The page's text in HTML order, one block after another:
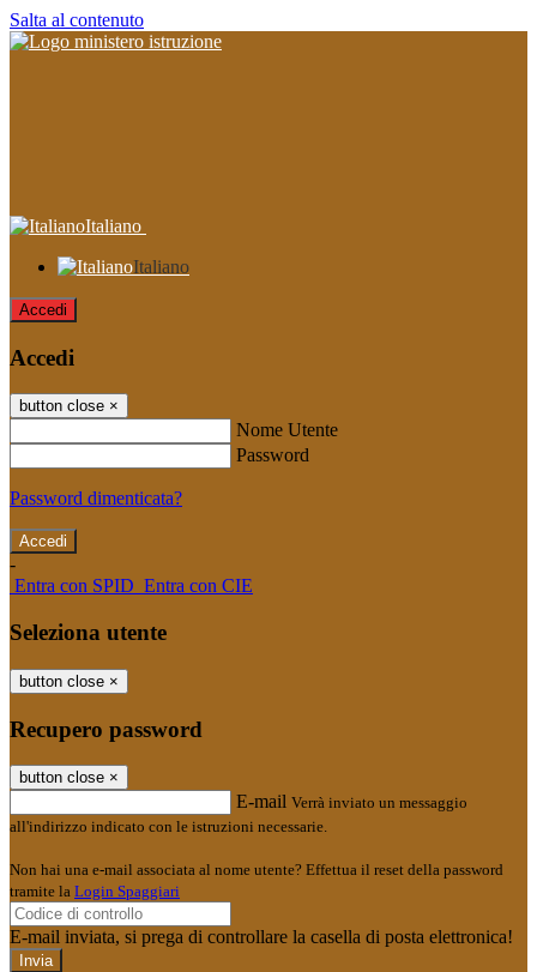
Salta al contenuto
Italiano
Italiano
Accedi
Accedi
button close ×
Nome Utente
Password
Password dimenticata?
-
Entra con SPID Entra con CIE
Seleziona utente
button close ×
Recupero password
button close ×
E-mail Verrà inviato un messaggio
all'indirizzo indicato con le istruzioni necessarie.
Non hai una e-mail associata al nome utente? Effettua il reset della password
tramite la Login Spaggiari
E-mail inviata, si prega di controllare la casella di posta elettronica!